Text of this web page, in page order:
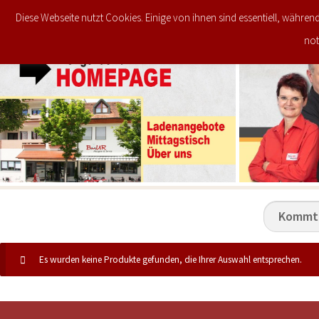
JETZT IM ANGEBOT STARTSEITE
Es wurden keine Produkte gefunden, die Ihrer Auswahl entsprechen.
Diese Webseite nutzt Cookies. Einige von ihnen sind essentiell,